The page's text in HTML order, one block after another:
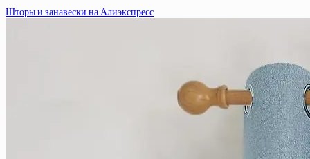
Шторы и занавески на Алиэкспресс